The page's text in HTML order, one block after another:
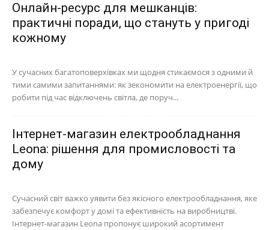
Онлайн-ресурс для мешканців:
практичні поради, що стануть у пригоді
кожному
У сучасних багатоповерхівках ми щодня стикаємося з одними й
тими самими запитаннями: як зекономити на електроенергії, що
робити під час відключень світла, де поруч...
Інтернет-магазин електрообладнання
Leona: рішення для промисловості та
дому
Сучасний світ важко уявити без якісного електрообладнання, яке
забезпечує комфорт у домі та ефективність на виробництві.
Інтернет-магазин Leona пропонує широкий асортимент